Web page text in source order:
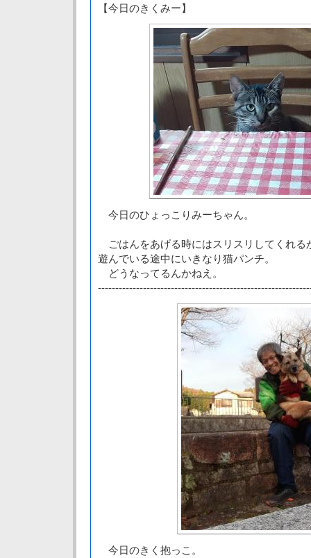
【今日のきくみー】
今日のひょっこりみーちゃん。
ごはんをあげる時にはスリスリしてくれる
遊んでいる途中にいきなり猫パンチ。
どうなってるんかねえ。
今日のきく抱っこ。